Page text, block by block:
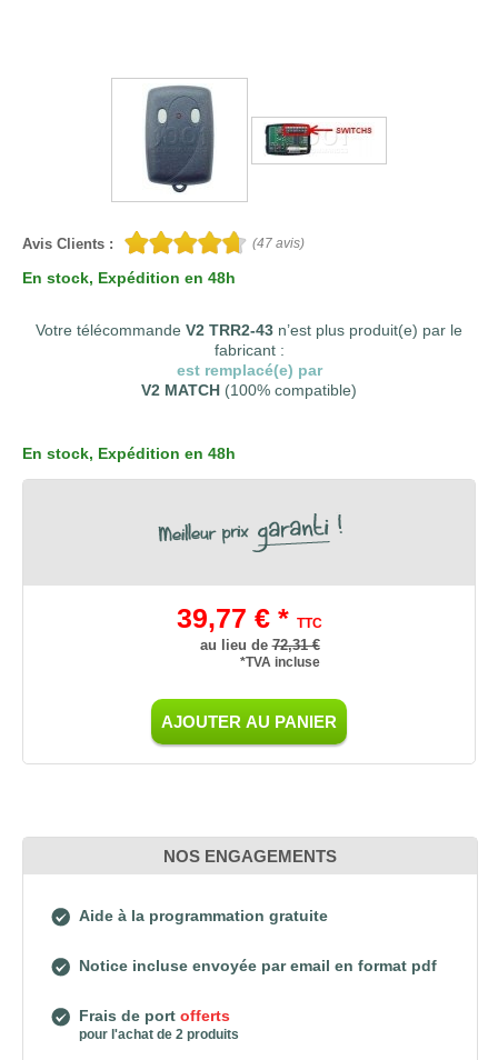
Avis Clients : (47 avis)
En stock, Expédition en 48h
Votre télécommande V2 TRR2-43 n’est plus produit(e) par le
fabricant :
est remplacé(e) par
V2 MATCH (100% compatible)
En stock, Expédition en 48h
39,77 € * TTC
au lieu de72,31 €
*TVA incluse
AJOUTER AU PANIER
NOS ENGAGEMENTS
Aide à la programmation gratuite
Notice incluse envoyée par email en format pdf
Frais de port offerts
pour l'achat de 2 produits